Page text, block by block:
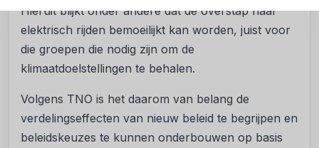
Hieruit blijkt onder andere dat de overstap naar
elektrisch rijden bemoeilijkt kan worden, juist voor
die groepen die nodig zijn om de
klimaatdoelstellingen te behalen.
Volgens TNO is het daarom van belang de
verdelingseffecten van nieuw beleid te begrijpen en
beleidskeuzes te kunnen onderbouwen op basis